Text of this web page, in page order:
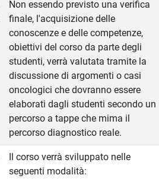
Non essendo previsto una verifica
finale, l'acquisizione delle
conoscenze e delle competenze,
obiettivi del corso da parte degli
studenti, verrà valutata tramite la
discussione di argomenti o casi
oncologici che dovranno essere
elaborati dagli studenti secondo un
percorso a tappe che mima il
percorso diagnostico reale.
Il corso verrà sviluppato nelle
seguenti modalità: